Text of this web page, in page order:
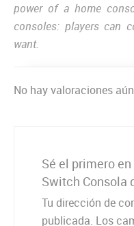
power of a home
consoles: players can
want.
No hay valoraciones
Sé el primero
Switch Consola
Tu dirección de
publicada. Los